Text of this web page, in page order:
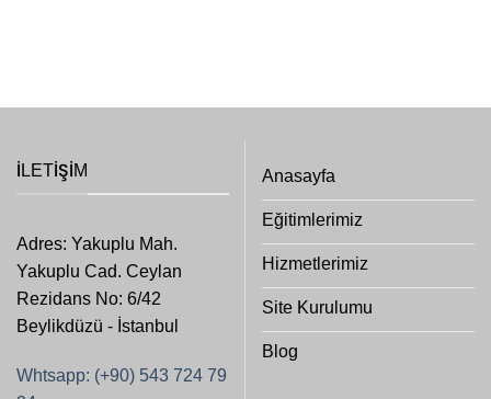
İLETIŞIM
Adres: Yakuplu Mah.
Yakuplu Cad. Ceylan
Rezidans No: 6/42
Beylikdüzü - İstanbul
Whtsapp: (+90) 543 724 79
Anasayfa
Eğitimlerimiz
Hizmetlerimiz
Site Kurulumu
Blog